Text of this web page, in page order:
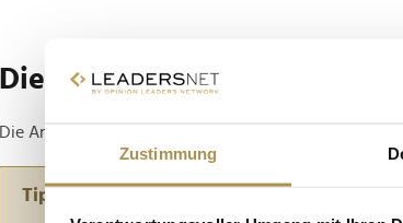
Zustimmung
Die ganze Website
Die Anfrage ergab 1 Treffer.
Tipp